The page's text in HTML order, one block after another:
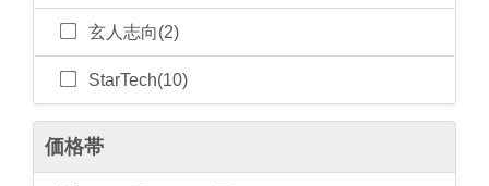
玄人志向(2)
StarTech(10)
価格帯